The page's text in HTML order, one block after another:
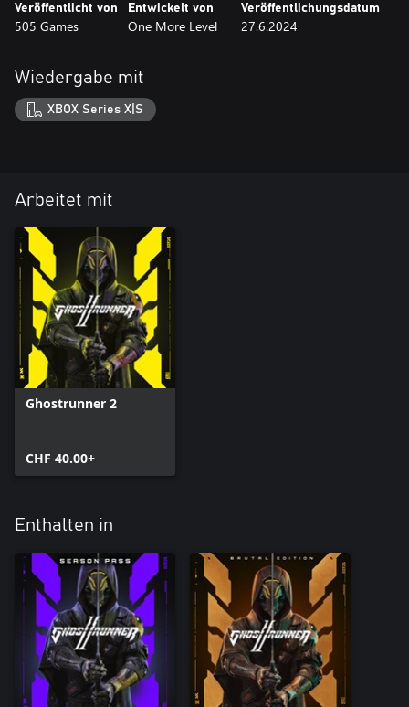
Ghostrunner 2 Season Pass enthalten. Der Ghostrunner 2 Saison
Pass ist in der Ghostrunner 2 Brutal Edition enthalten.
Veröffentlicht von
505 Games
Entwickelt von
One More Level
Veröffentlichungsdatum
27.6.2024
Wiedergabe mit
XBOX Series X|S
Arbeitet mit
Ghostrunner 2
CHF 40.00+
Enthalten in